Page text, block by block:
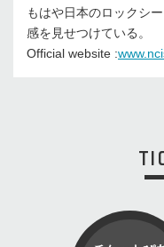
もはや日本のロックシ
感を見せつけている。
Official website :